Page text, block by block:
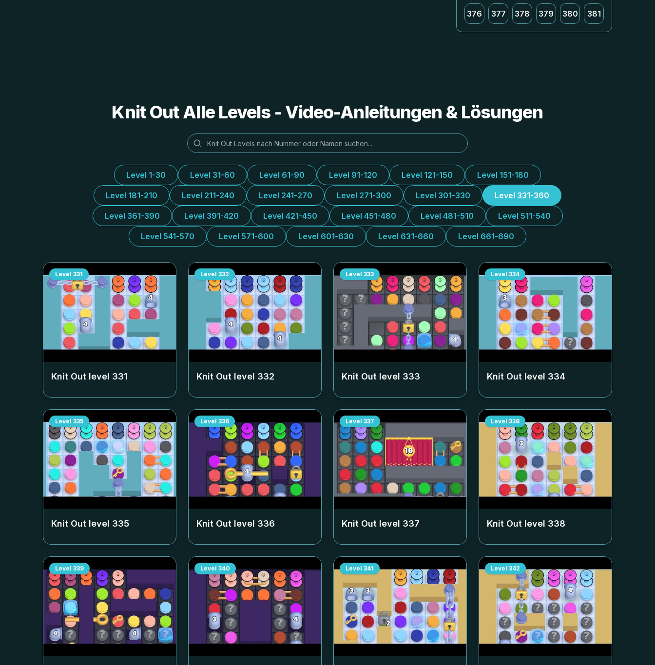
376 377 378 379 380 381
Knit Out Alle Levels - Video-Anleitungen & Lösungen
Level 1-30 Level 31-60 Level 61-90 Level 91-120 Level 121-150 Level 151-180
Level 181-210 Level 211-240 Level 241-270 Level 271-300 Level 301-330 Level 331-360
Level 361-390 Level 391-420 Level 421-450 Level 451-480 Level 481-510 Level 511-540
Level 541-570 Level 571-600 Level 601-630 Level 631-660 Level 661-690
Level 331
Knit Out level 331
Level 332
Knit Out level 332
Level 333
Knit Out level 333
Level 334
Knit Out level 334
Level 335
Knit Out level 335
Level 336
Knit Out level 336
Level 337
Knit Out level 337
Level 338
Knit Out level 338
Level 339 Level 340 Level 341 Level 342